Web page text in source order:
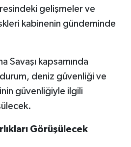
gelişmeler ve
kabinenin gündeminde
Savaşı kapsamında
deniz güvenliği ve
güvenliğiyle ilgili
Görüşülecek